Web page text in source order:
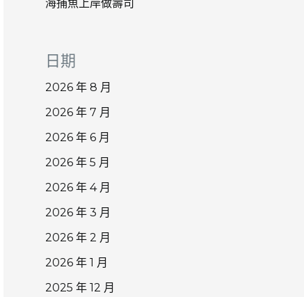
海捕魚上岸做壽司
日期
2026 年 8 月
2026 年 7 月
2026 年 6 月
2026 年 5 月
2026 年 4 月
2026 年 3 月
2026 年 2 月
2026 年 1 月
2025 年 12 月